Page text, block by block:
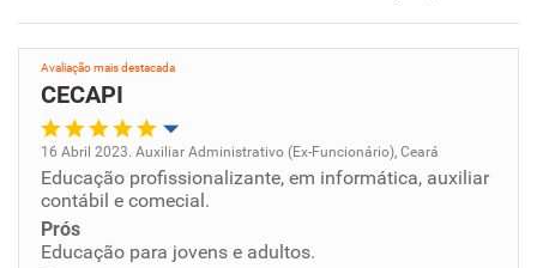
Avaliação mais destacada
CECAPI
Oportunidade de promoção
Ambiente de trabalho
16 Abril 2023. Auxiliar Administrativo (Ex-Funcionário), Ceará
Educação profissionalizante, em informática, auxiliar
contábil e comecial.
Prós
Educação para jovens e adultos.